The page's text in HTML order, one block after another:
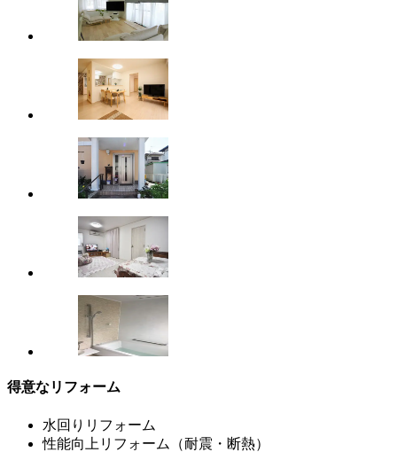
得意なリフォーム
水回りリフォーム
性能向上リフォーム（耐震・断熱）